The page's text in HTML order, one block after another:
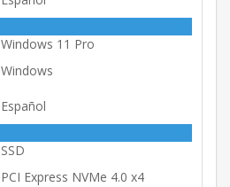
Windows 11 Pro
Windows
Español
SSD
PCI Express NVMe 4.0 x4